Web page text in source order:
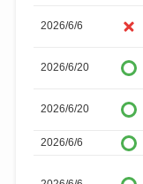
2026/6/6
2026/6/20
2026/6/20
2026/6/6